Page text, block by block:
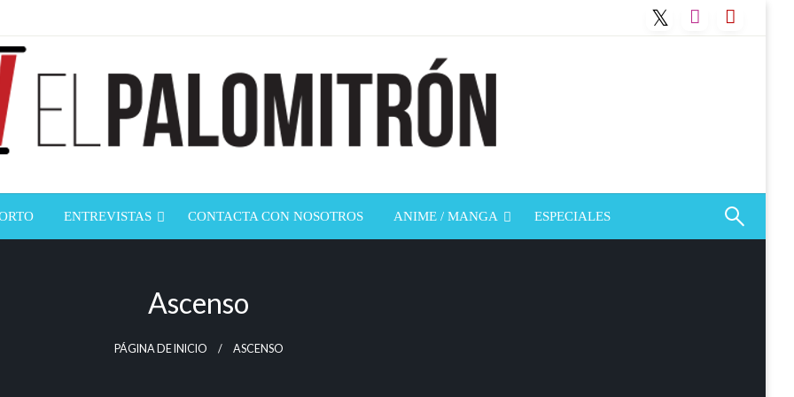
ENTREVISTAS CONTACTA CON NOSOTROS ANIME / MANGA ESPECIALES
Ascenso
PÁGINA DE INICIO ASCENSO